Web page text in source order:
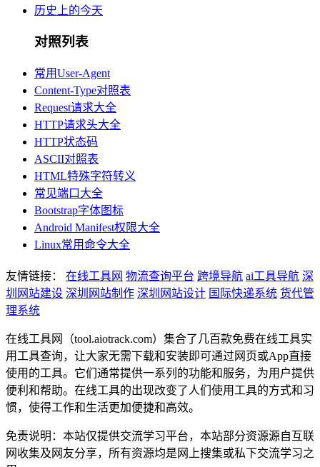
历史上的今天
对照列表
常用User-Agent
Content-Type对照表
Request请求大全
HTTP请求头大全
HTTP状态码
ASCII对照表
HTML特殊字符转义
常见端口大全
Bootstrap字体图标
Android Manifest权限大全
Linux常用命令大全
友情链接： 在线工具网 物流查询平台 跨境导航 ai工具导航 深
圳网站建设 深圳网站制作 深圳网站设计 国际快递系统 货代管
理系统
在线工具网（tool.aiotrack.com）集合了几百款免费在线工具实
用工具查询，让大家无需下载和安装即可通过网页或App直接
使用的工具。它们通常提供一系列的功能和服务，为用户提供
便利和帮助。在线工具的出现改变了人们使用工具的方式和习
惯，使得工作和生活更加便捷和高效。
免责说明：本站仅提供交流学习平台，本站部分资源源自互联
网收集及网友分享，所有资源均是网上搜集或私下交流学习之